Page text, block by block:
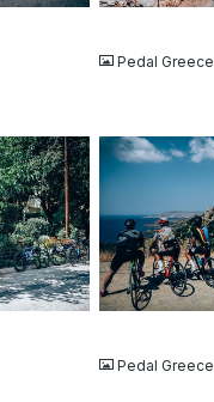
JPG
Pedal Greece
JPG
Pedal Greece